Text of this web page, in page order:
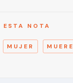
ESTA NOTA
MUJER MUERE